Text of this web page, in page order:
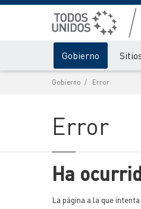
Gobierno
Gobierno Error
Error
Ha
La página a la que